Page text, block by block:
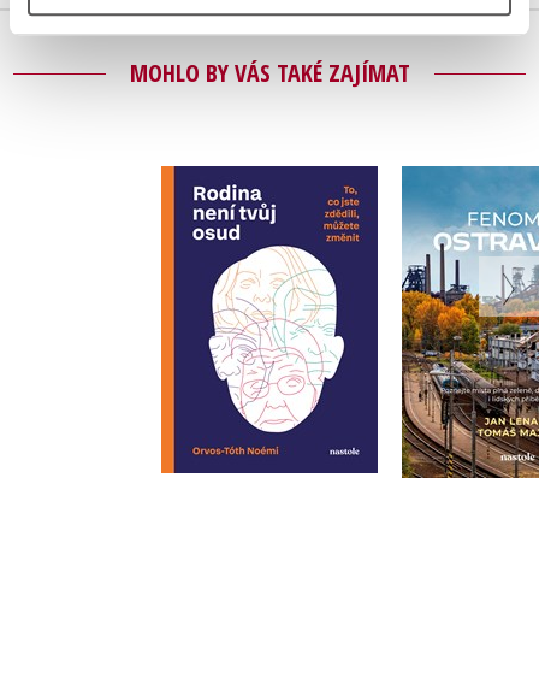
MOHLO BY VÁS TAKÉ ZAJÍMAT
Rodina není tvůj
osud
Noémi Orvos-Tóth
Do košíku
449 Kč
359 Kč
Fenomén
,
Tomáš Majliš
Do
359 Kč